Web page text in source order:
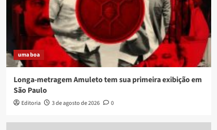
uma boa
Longa-metragem Amuleto tem sua primeira exibição em
São Paulo
Editoria 3 de agosto de 2026 0